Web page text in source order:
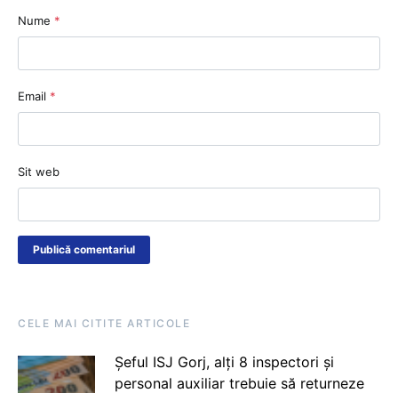
Nume *
Email *
Sit web
CELE MAI CITITE ARTICOLE
Șeful ISJ Gorj, alți 8 inspectori și
personal auxiliar trebuie să returneze